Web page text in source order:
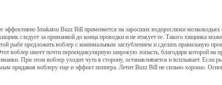
Imakatsu Buzz Bill применяется на заросших водорослями
следует за приманкой до конца проводки и не атакует ее. Такого хищника
рыбе предложить воблер с минимальным заглублением и сделать правильную
воблер имеет почти перпендикулярную широкую лопасть, благодаря которой
При этом воблер уходит чуть в сторону, останавливается и всплывает. Если
придавая воблеру еще и эффект поппера. Летит Buzz Bill не сильно хорошо.